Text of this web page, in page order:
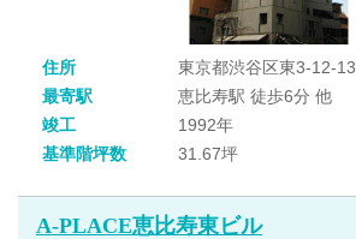
住所
東京都渋谷区東3-12-13
最寄駅
恵比寿駅 徒歩6分 他
竣工
1992年
基準階坪数
31.67坪
A-PLACE恵比寿東ビル